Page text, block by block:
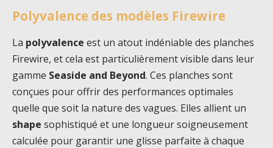
Polyvalence des modèles Firewire
La polyvalence est un atout indéniable des planches
Firewire, et cela est particulièrement visible dans leur
gamme Seaside and Beyond. Ces planches sont
conçues pour offrir des performances optimales
quelle que soit la nature des vagues. Elles allient un
shape sophistiqué et une longueur soigneusement
calculée pour garantir une glisse parfaite à chaque